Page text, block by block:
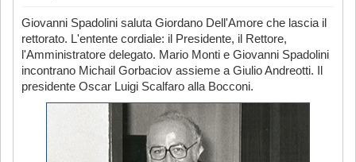
Giovanni Spadolini saluta Giordano Dell'Amore che lascia il
rettorato. L'entente cordiale: il Presidente, il Rettore,
l'Amministratore delegato. Mario Monti e Giovanni Spadolini
incontrano Michail Gorbaciov assieme a Giulio Andreotti. Il
presidente Oscar Luigi Scalfaro alla Bocconi.